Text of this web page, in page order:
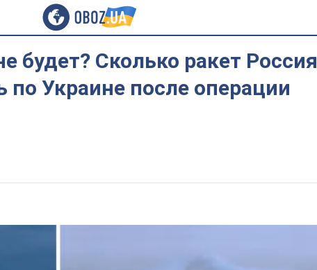
будет? Сколько ракет Россия
по Украине после операции